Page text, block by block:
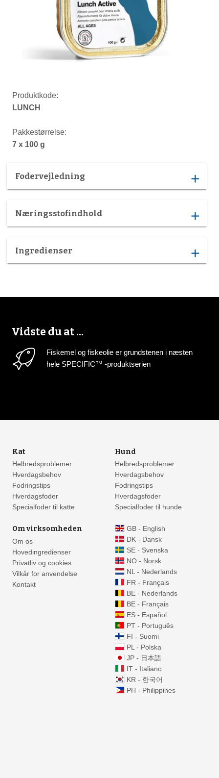
Produktkode:
LUNCH
Pakkestørrelse:
7 x 100 g
Fodervejledning add
Næringsstofindhold add
Ingredienser add
Vidste du at ...
Fiskemel og fiskeolie er grundstenen i næsten
hele SPECIFIC™ -produktserien
Kat
Helbredsproblemer
Hverdagsbehov
Fodringstips
Hverdagsfoder
Specialfoder til katte
Hund
Helbredsproblemer
Hverdagsbehov
Fodringstips
Hverdagsfoder
Specialfoder til hunde
Om virksomheden
Om os
Hovedingredienser
Privatliv og cookies
Vilkår for anvendelse
Kontakt
GB - English
DK - Dansk
SE - Svenska
NO - Norsk
NL - Nederlands
FR - Français
BE - Nederlands
BE - Français
ES - Español
PT - Português
FI - Suomi
PL - Polska
JP - 日本語
IT - Italiano
KR - 한국어
PH - Philippines